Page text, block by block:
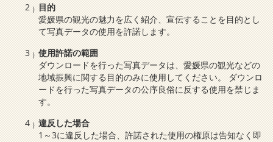
目的
愛媛県の観光の魅力を広く紹介、宣伝することを目的とし
て写真データの使用を許諾します。
使用許諾の範囲
ダウンロードを行った写真データは、愛媛県の観光などの
地域振興に関する目的のみに使用してください。 ダウンロ
ードを行った写真データの公序良俗に反する使用を禁じま
す。
違反した場合
1～3に違反した場合、許諾された使用の権原は告知なく即